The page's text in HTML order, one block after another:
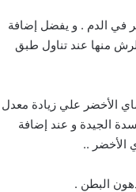
في الدم . و يفضل إضافة
منها عند تناول طبق
الأخضر علي زيادة معدل
الجيدة و عند إضافة
الأخضر ..
البطن .